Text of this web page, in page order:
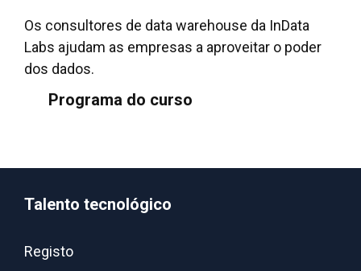
Os consultores de data warehouse da InData
Labs ajudam as empresas a aproveitar o poder
dos dados.
Programa do curso
Talento tecnológico
Registo